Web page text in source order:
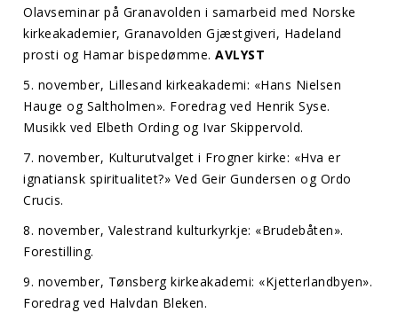
Olavseminar på Granavolden i samarbeid med Norske
kirkeakademier, Granavolden Gjæstgiveri, Hadeland
prosti og Hamar bispedømme. AVLYST
5. november, Lillesand kirkeakademi: «Hans Nielsen
Hauge og Saltholmen». Foredrag ved Henrik Syse.
Musikk ved Elbeth Ording og Ivar Skippervold.
7. november, Kulturutvalget i Frogner kirke: «Hva er
ignatiansk spiritualitet?» Ved Geir Gundersen og Ordo
Crucis.
8. november, Valestrand kulturkyrkje: «Brudebåten».
Forestilling.
9. november, Tønsberg kirkeakademi: «Kjetterlandbyen».
Foredrag ved Halvdan Bleken.